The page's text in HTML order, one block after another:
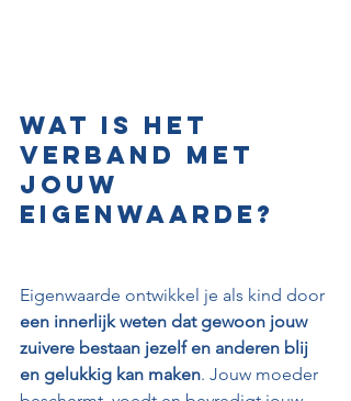
Wat is het
verband met
jouw
eigenwaarde?
Eigenwaarde ontwikkel je als kind door
een innerlijk weten dat gewoon jouw
zuivere bestaan jezelf en anderen blij
en gelukkig kan maken. Jouw moeder